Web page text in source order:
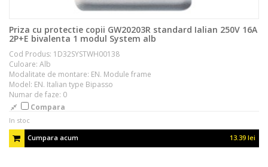
Priza cu protectie copii GW20203R standard Ialian 250V 16A
2P+E bivalenta 1 modul System alb
Cod Produs: 1D32SYSTWH00138
Culoare: Alb
Modalitate de montare: EN. Module frame
Model: EN. Italian type Bipasso
Numar de faze: 0
Compara
In stoc
Cumpara acum
13.39 lei